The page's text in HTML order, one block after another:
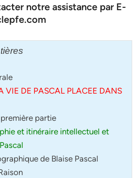
notre assistance par E-
VIE DE PASCAL PLACEE DANS
partie
et itinéraire intellectuel et
de Blaise Pascal